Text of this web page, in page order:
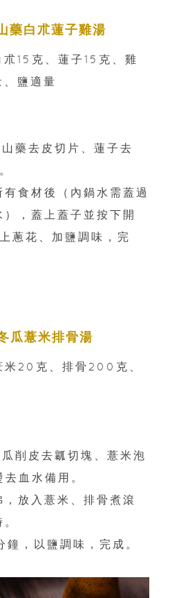
藥白朮蓮子雞湯
15克、蓮子15克、雞
鹽適量
藥去皮切片、蓮子去
食材後（內鍋水需蓋過
，蓋上蓋子並按下開
蔥花、加鹽調味，完
瓜薏米排骨湯
20克、排骨200克、
削皮去瓤切塊、薏米泡
血水備用。
放入薏米、排骨煮滾
，以鹽調味，完成。